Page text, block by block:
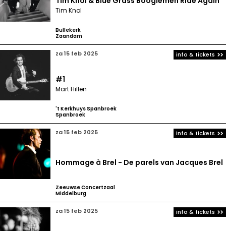
Tim Knol
Bullekerk
Zaandam
za 15 feb 2025
#1
Mart Hillen
't Kerkhuys Spanbroek
Spanbroek
info & tickets
za 15 feb 2025
Hommage à Brel - De parels van Jacques Brel
Zeeuwse Concertzaal
Middelburg
info & tickets
za 15 feb 2025 info & tickets